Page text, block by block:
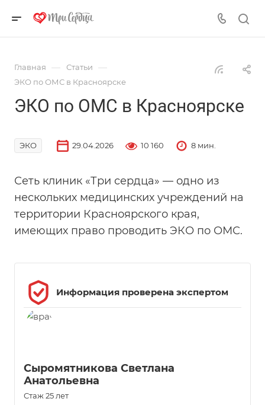
Главная — Статьи —
ЭКО по ОМС в Красноярске
ЭКО по ОМС в Красноярске
ЭКО 29.04.2026 10 160 8 мин.
Сеть клиник «Три сердца» — одно из
нескольких медицинских учреждений на
территории Красноярского края,
имеющих право проводить ЭКО по ОМС.
Информация проверена экспертом
Сыромятникова Светлана
Анатольевна
Стаж 25 лет